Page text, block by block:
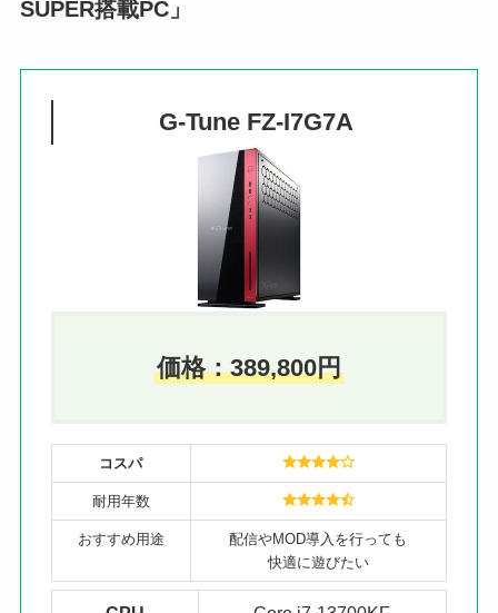
SUPER搭載PC」
G-Tune FZ-I7G7A
価格：389,800円
コスパ
耐用年数
おすすめ用途
配信やMOD導入を行っても
快適に遊びたい